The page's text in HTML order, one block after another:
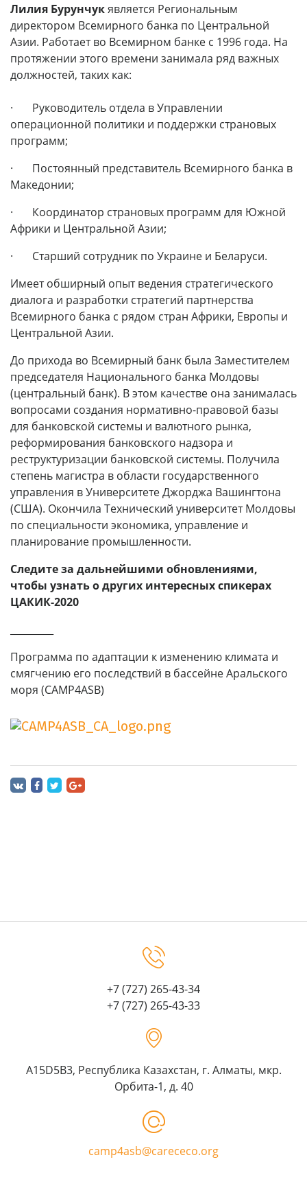
Лилия Бурунчукявляется Региональным
директором Всемирного банка по Центральной
Азии. Работает во Всемирном банке с 1996 года. На
протяжении этого времени занимала ряд важных
должностей, таких как:
· Руководитель отдела в Управлении
операционной политики и поддержки страновых
программ;
· Постоянный представитель Всемирного банка в
Македонии;
· Координатор страновых программ для Южной
Африки и Центральной Азии;
· Старший сотрудник по Украине и Беларуси.
Имеет обширный опыт ведения стратегического
диалога и разработки стратегий партнерства
Всемирного банка с рядом стран Африки, Европы и
Центральной Азии.
До прихода во Всемирный банк была Заместителем
председателя Национального банка Молдовы
(центральный банк). В этом качестве она занималась
вопросами создания нормативно-правовой базы
для банковской системы и валютного рынка,
реформирования банковского надзора и
реструктуризации банковской системы. Получила
степень магистра в области государственного
управления в Университете Джорджа Вашингтона
(США). Окончила Технический университет Молдовы
по специальности экономика, управление и
планирование промышленности.
Следите за дальнейшими обновлениями,
чтобы узнать о других интересных спикерах
ЦАКИК-2020
Программа по адаптации к изменению климата и
смягчению его последствий в бассейне Аральского
моря (CAMP4ASB)
+7 (727) 265-43-34
+7 (727) 265-43-33
A15D5B3, Республика Казахстан, г. Алматы, мкр.
Орбита-1, д. 40
camp4asb@carececo.org